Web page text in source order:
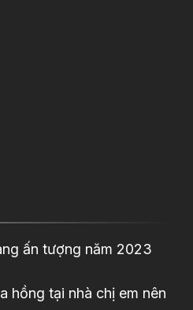
ấn tượng năm 2023
hồng tại nhà chị em nên